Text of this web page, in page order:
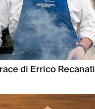
di Errico Recanati